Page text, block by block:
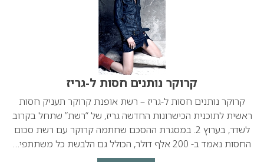
קרוקר נותנים חסות ל-גריז
קרוקר נותנים חסות ל-גריז – רשת אופנת קרוקר תעניק חסות
ראשית לתוכנית הכישרונות החדשה גריז, של “רשת” שתחל בקרוב
לשדר, בערוץ 2. במסגרת ההסכם שחתמה קרוקר עם רשת סכום
החסות נאמד ב- 200 אלף דולר, הכולל גם הלבשת כל משתתפי…